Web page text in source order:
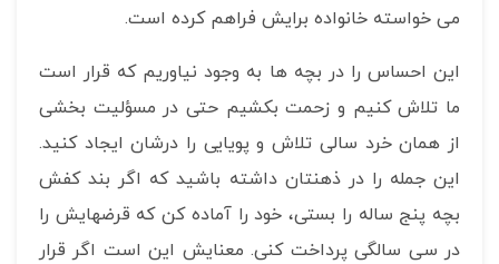
می خواسته خانواده برایش فراهم کرده است.
این احساس را در بچه ها به وجود نیاوریم که قرار است
ما تلاش کنیم و زحمت بکشیم حتی در مسؤلیت بخشی
از همان خرد سالی تلاش و پویایی را درشان ایجاد کنید.
این جمله را در ذهنتان داشته باشید که اگر بند کفش
بچه پنج ساله را بستی، خود را آماده کن که قرضهایش را
در سی سالگی پرداخت کنی. معنایش این است اگر قرار